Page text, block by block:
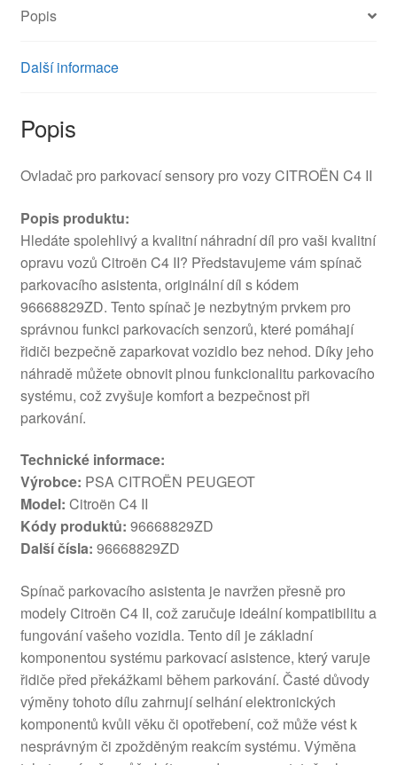
Popis
Další informace
Popis
Ovladač pro parkovací sensory pro vozy CITROËN C4 II
Popis produktu:
Hledáte spolehlivý a kvalitní náhradní díl pro vaši kvalitní
opravu vozů Citroën C4 II? Představujeme vám spínač
parkovacího asistenta, originální díl s kódem
96668829ZD. Tento spínač je nezbytným prvkem pro
správnou funkci parkovacích senzorů, které pomáhají
řidiči bezpečně zaparkovat vozidlo bez nehod. Díky jeho
náhradě můžete obnovit plnou funkcionalitu parkovacího
systému, což zvyšuje komfort a bezpečnost při
parkování.
Technické informace:
Výrobce: PSA CITROËN PEUGEOT
Model: Citroën C4 II
Kódy produktů: 96668829ZD
Další čísla: 96668829ZD
Spínač parkovacího asistenta je navržen přesně pro
modely Citroën C4 II, což zaručuje ideální kompatibilitu a
fungování vašeho vozidla. Tento díl je základní
komponentou systému parkovací asistence, který varuje
řidiče před překážkami během parkování. Časté důvody
výměny tohoto dílu zahrnují selhání elektronických
komponentů kvůli věku či opotřebení, což může vést k
nesprávným či zpožděným reakcím systému. Výměna